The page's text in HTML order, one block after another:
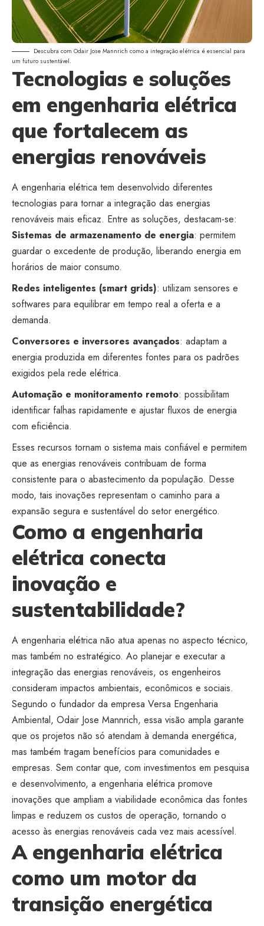
Descubra com Odair Jose Mannrich como a integração elétrica é essencial para
um futuro sustentável.
Tecnologias e soluções
em engenharia elétrica
que fortalecem as
energias renováveis
A engenharia elétrica tem desenvolvido diferentes
tecnologias para tornar a integração das energias
renováveis mais eficaz. Entre as soluções, destacam-se:
Sistemas de armazenamento de energia: permitem
guardar o excedente de produção, liberando energia em
horários de maior consumo.
Redes inteligentes (smart grids): utilizam sensores e
softwares para equilibrar em tempo real a oferta e a
demanda.
Conversores e inversores avançados: adaptam a
energia produzida em diferentes fontes para os padrões
exigidos pela rede elétrica.
Automação e monitoramento remoto: possibilitam
identificar falhas rapidamente e ajustar fluxos de energia
com eficiência.
Esses recursos tornam o sistema mais confiável e permitem
que as energias renováveis contribuam de forma
consistente para o abastecimento da população. Desse
modo, tais inovações representam o caminho para a
expansão segura e sustentável do setor energético.
Como a engenharia
elétrica conecta
inovação e
sustentabilidade?
A engenharia elétrica não atua apenas no aspecto técnico,
mas também no estratégico. Ao planejar e executar a
integração das energias renováveis, os engenheiros
consideram impactos ambientais, econômicos e sociais.
Segundo o fundador da empresa Versa Engenharia
Ambiental, Odair Jose Mannrich, essa visão ampla garante
que os projetos não só atendam à demanda energética,
mas também tragam benefícios para comunidades e
empresas. Sem contar que, com investimentos em pesquisa
e desenvolvimento, a engenharia elétrica promove
inovações que ampliam a viabilidade econômica das fontes
limpas e reduzem os custos de operação, tornando o
acesso às energias renováveis cada vez mais acessível.
A engenharia elétrica
como um motor da
transição energética